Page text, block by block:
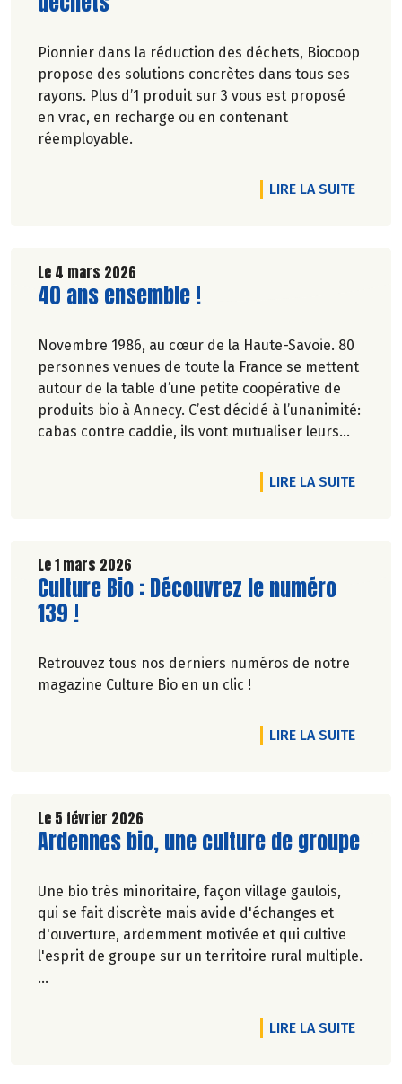
Pionnier dans la réduction des déchets, Biocoop
propose des solutions concrètes dans tous ses
rayons. Plus d’1 produit sur 3 vous est proposé
en vrac, en recharge ou en contenant
réemployable.
LIRE LA SUITEDE
Le 4 mars 2026
Lire la suite de l'article
40 ans ensemble !
Novembre 1986, au cœur de la Haute-Savoie. 80
personnes venues de toute la France se mettent
autour de la table d’une petite coopérative de
produits bio à Annecy. C’est décidé à l’unanimité:
cabas contre caddie, ils vont mutualiser leurs
LIRE LA SUITEDE
Le 1 mars 2026
Lire la suite de l'article
Culture Bio : Découvrez le numéro
139 !
Retrouvez tous nos derniers numéros de notre
magazine Culture Bio en un clic !
LIRE LA SUITEDE
Le 5 février 2026
Lire la suite de l'article
Ardennes bio, une culture de groupe
Une bio très minoritaire, façon village gaulois,
qui se fait discrète mais avide d'échanges et
d'ouverture, ardemment motivée et qui cultive
l'esprit de groupe sur un territoire rural multiple.
LIRE LA SUITEDE